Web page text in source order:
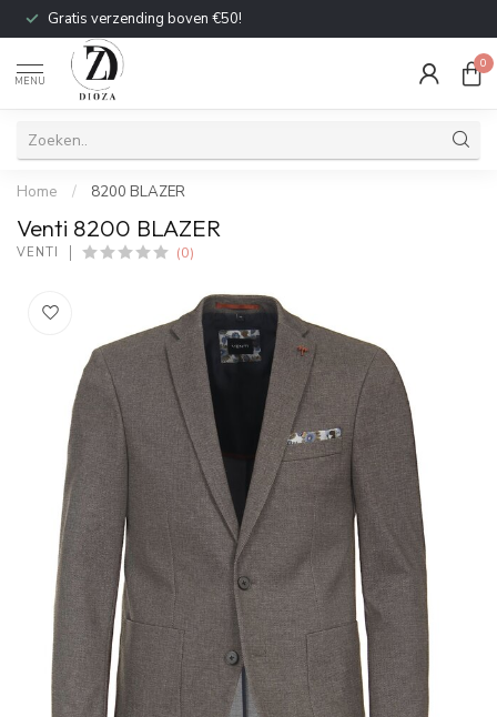
Gratis verzending boven €50!
MENU
0
Home / 8200 BLAZER
Venti 8200 BLAZER
VENTI (0)